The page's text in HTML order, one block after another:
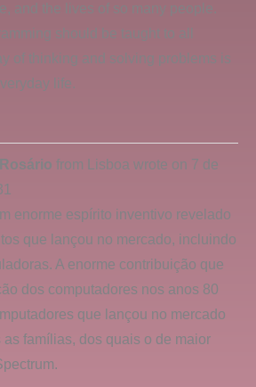
and the lives of so many people.
should be taught to all
of thinking and solving problems is
life.
from Lisboa wrote on 7 de
enorme espírito inventivo revelado
que lançou no mercado, incluindo
A enorme contribuição que
dos computadores nos anos 80
que lançou no mercado
famílias, dos quais o de maior